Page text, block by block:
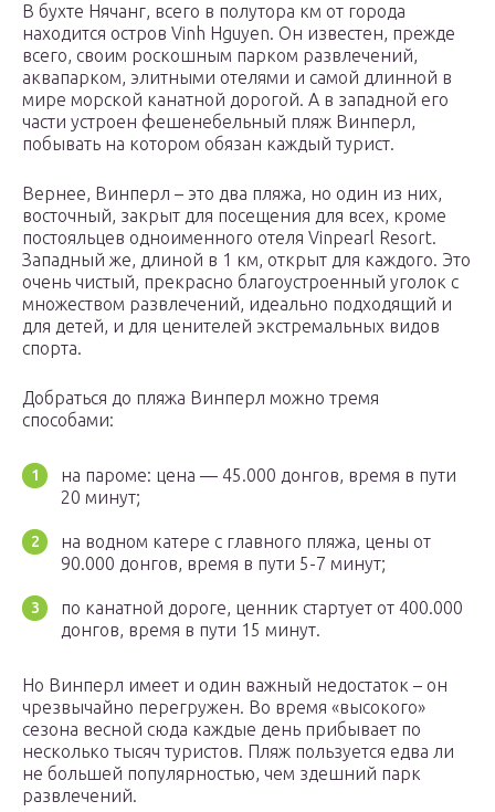
В бухте Нячанг, всего в полутора км от города
находится остров Vinh Hguyen. Он известен, прежде
всего, своим роскошным парком развлечений,
аквапарком, элитными отелями и самой длинной в
мире морской канатной дорогой. А в западной его
части устроен фешенебельный пляж Винперл,
побывать на котором обязан каждый турист.
Вернее, Винперл – это два пляжа, но один из них,
восточный, закрыт для посещения для всех, кроме
постояльцев одноименного отеля Vinpearl Resort.
Западный же, длиной в 1 км, открыт для каждого. Это
очень чистый, прекрасно благоустроенный уголок с
множеством развлечений, идеально подходящий и
для детей, и для ценителей экстремальных видов
спорта.
Добраться до пляжа Винперл можно тремя
способами:
на пароме: цена — 45.000 донгов, время в пути
20 минут;
на водном катере с главного пляжа, цены от
90.000 донгов, время в пути 5-7 минут;
по канатной дороге, ценник стартует от 400.000
донгов, время в пути 15 минут.
Но Винперл имеет и один важный недостаток – он
чрезвычайно перегружен. Во время «высокого»
сезона весной сюда каждые день прибывает по
несколько тысяч туристов. Пляж пользуется едва ли
не большей популярностью, чем здешний парк
развлечений.